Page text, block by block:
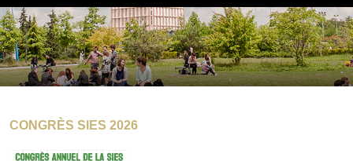
CONGRÈS SIES 2026